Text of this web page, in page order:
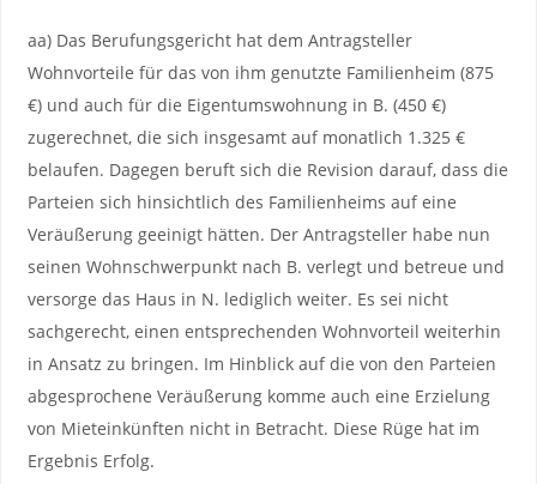
aa) Das Berufungsgericht hat dem Antragsteller
Wohnvorteile für das von ihm genutzte Familienheim (875
€) und auch für die Eigentumswohnung in B. (450 €)
zugerechnet, die sich insgesamt auf monatlich 1.325 €
belaufen. Dagegen beruft sich die Revision darauf, dass die
Parteien sich hinsichtlich des Familienheims auf eine
Veräußerung geeinigt hätten. Der Antragsteller habe nun
seinen Wohnschwerpunkt nach B. verlegt und betreue und
versorge das Haus in N. lediglich weiter. Es sei nicht
sachgerecht, einen entsprechenden Wohnvorteil weiterhin
in Ansatz zu bringen. Im Hinblick auf die von den Parteien
abgesprochene Veräußerung komme auch eine Erzielung
von Mieteinkünften nicht in Betracht. Diese Rüge hat im
Ergebnis Erfolg.